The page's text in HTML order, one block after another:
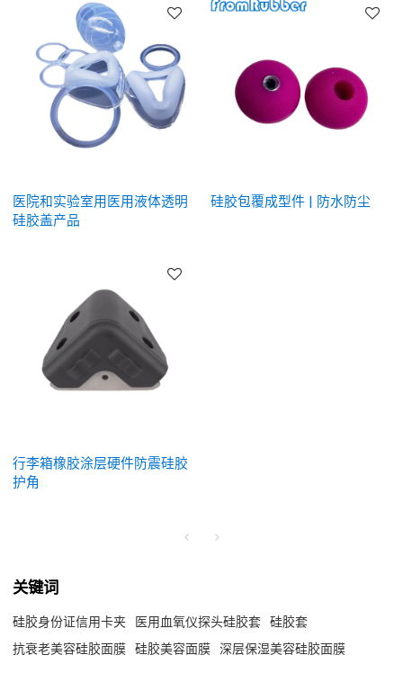
医院和实验室用医用液体透明
硅胶盖产品
硅胶包覆成型件 | 防水防尘
行李箱橡胶涂层硬件防震硅胶
护角
关键词
硅胶身份证信用卡夹 医用血氧仪探头硅胶套 硅胶套
抗衰老美容硅胶面膜 硅胶美容面膜 深层保湿美容硅胶面膜